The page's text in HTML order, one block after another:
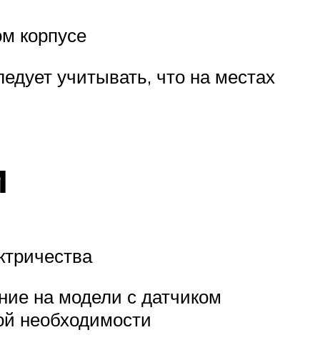
корпусе
учитывать, что на местах
на модели с датчиком
необходимости